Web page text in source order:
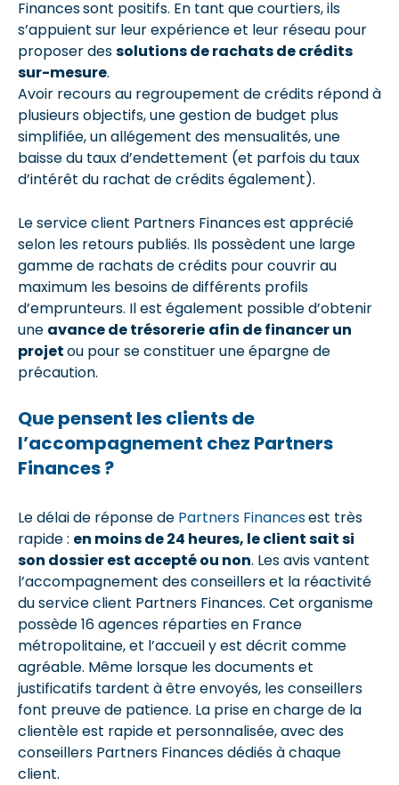
Financessont positifs. En tant que courtiers, ils
s’appuient sur leur expérience et leur réseau pour
proposer dessolutions de rachats de crédits
sur-mesure.
Avoir recours au regroupement de crédits répond à
plusieurs objectifs, une gestion de budget plus
simplifiée, un allégement des mensualités, une
baisse du taux d’endettement (et parfois du taux
d’intérêt du rachat de crédits également).
Le service client Partners Financesest apprécié
selon les retours publiés. Ils possèdent une large
gamme de rachats de crédits pour couvrir au
maximum les besoins de différents profils
d’emprunteurs. Il est également possible d’obtenir
une avance de trésorerie afin de financer un
projetou pour se constituer une épargne de
précaution.
Que pensent les clients de
l’accompagnement chez Partners
Finances ?
Le délai de réponse de Partners Financesest très
rapide : en moins de 24 heures, le client sait si
son dossier est accepté ou non. Les avis vantent
l’accompagnement des conseillers et la réactivité
du service client Partners Finances. Cet organisme
possède 16 agences réparties en France
métropolitaine, et l’accueil y est décrit comme
agréable. Même lorsque les documents et
justificatifs tardent à être envoyés, les conseillers
font preuve de patience. La prise en charge de la
clientèle est rapide et personnalisée, avec des
conseillers Partners Finances dédiés à chaque
client.